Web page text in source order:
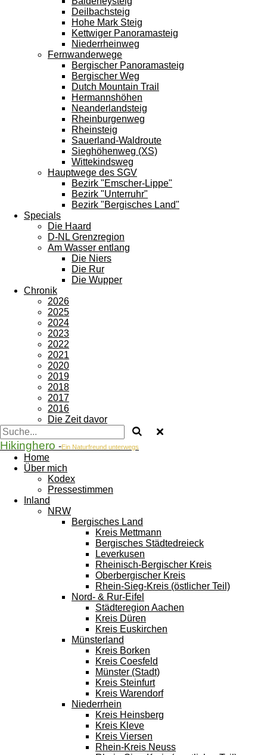
Deilbachsteig
Hohe Mark Steig
Kettwiger Panoramasteig
Niederrheinweg
Fernwanderwege
Bergischer Panoramasteig
Bergischer Weg
Dutch Mountain Trail
Hermannshöhen
Neanderlandsteig
Rheinburgenweg
Rheinsteig
Sauerland-Waldroute
Sieghöhenweg (XS)
Wittekindsweg
Hauptwege des SGV
Bezirk "Emscher-Lippe"
Bezirk "Unterruhr"
Bezirk "Bergisches Land"
Specials
Die Haard
D-NL Grenzregion
Am Wasser entlang
Die Niers
Die Rur
Die Wupper
Chronik
2026
2025
2024
2023
2022
2021
2020
2019
2018
2017
2016
Die Zeit davor
Hikinghero -Ein Naturfreund unterwegs
Home
Über mich
Kodex
Pressestimmen
Inland
NRW
Bergisches Land
Kreis Mettmann
Bergisches Städtedreieck
Leverkusen
Rheinisch-Bergischer Kreis
Oberbergischer Kreis
Rhein-Sieg-Kreis (östlicher Teil)
Nord- & Rur-Eifel
Städteregion Aachen
Kreis Düren
Kreis Euskirchen
Münsterland
Kreis Borken
Kreis Coesfeld
Münster (Stadt)
Kreis Steinfurt
Kreis Warendorf
Niederrhein
Kreis Heinsberg
Kreis Kleve
Kreis Viersen
Rhein-Kreis Neuss